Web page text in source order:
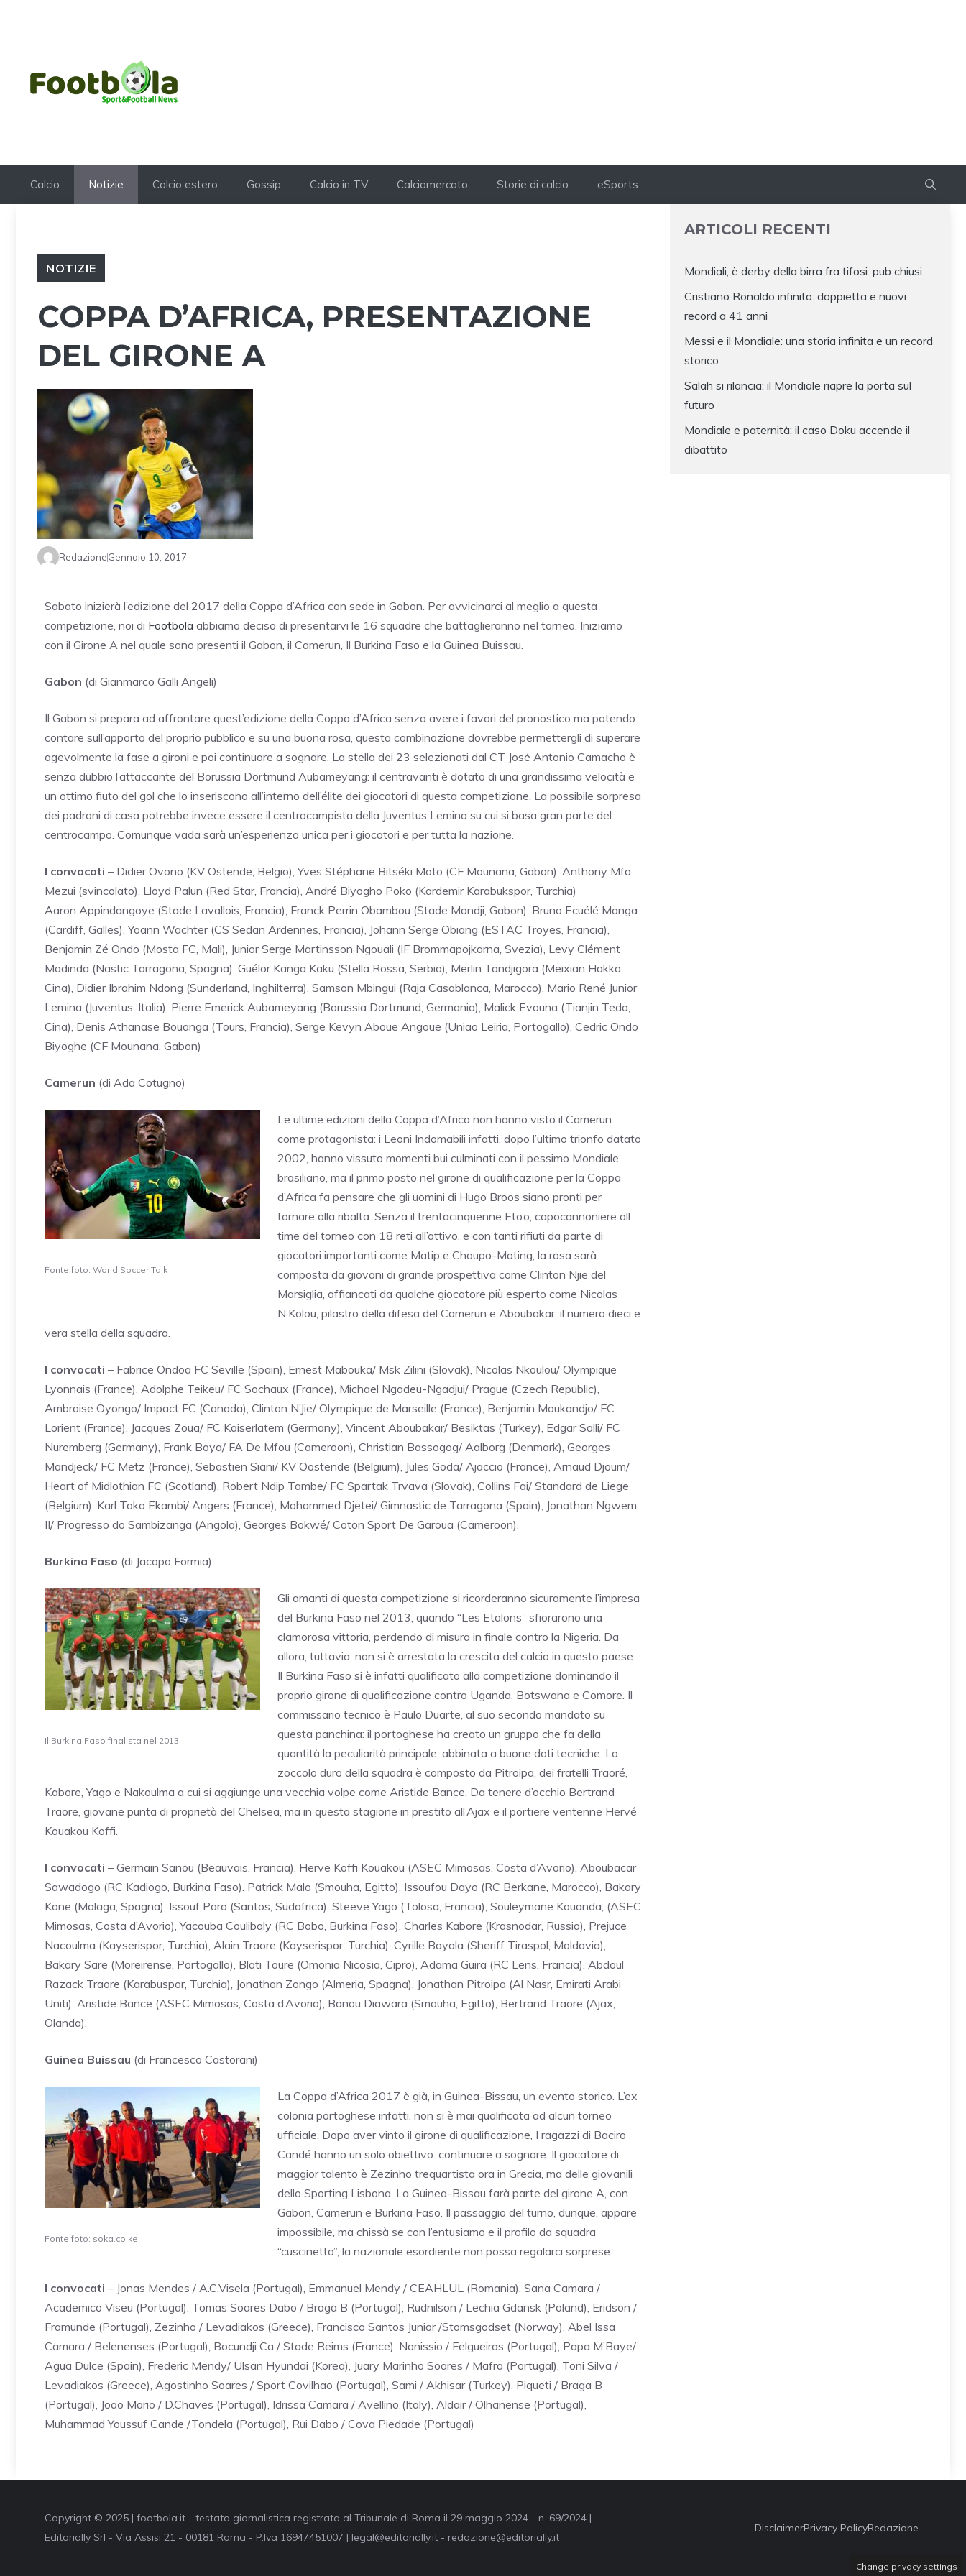
Calcio Notizie Calcio estero Gossip Calcio in TV Calciomercato Storie di calcio eSports
NOTIZIE
COPPA D’AFRICA, PRESENTAZIONE
DEL GIRONE A
RedazioneGennaio 10, 2017
Sabato inizierà l’edizione del 2017 della Coppa d’Africa con sede in Gabon. Per avvicinarci al meglio a questa
competizione, noi di Footbola abbiamo deciso di presentarvi le 16 squadre che battaglieranno nel torneo. Iniziamo
con il Girone A nel quale sono presenti il Gabon, il Camerun, Il Burkina Faso e la Guinea Buissau.
Gabon (di Gianmarco Galli Angeli)
Il Gabon si prepara ad affrontare quest’edizione della Coppa d’Africa senza avere i favori del pronostico ma potendo
contare sull’apporto del proprio pubblico e su una buona rosa, questa combinazione dovrebbe permettergli di superare
agevolmente la fase a gironi e poi continuare a sognare. La stella dei 23 selezionati dal CT José Antonio Camacho è
senza dubbio l’attaccante del Borussia Dortmund Aubameyang: il centravanti è dotato di una grandissima velocità e
un ottimo fiuto del gol che lo inseriscono all’interno dell’élite dei giocatori di questa competizione. La possibile sorpresa
dei padroni di casa potrebbe invece essere il centrocampista della Juventus Lemina su cui si basa gran parte del
centrocampo. Comunque vada sarà un’esperienza unica per i giocatori e per tutta la nazione.
I convocati – Didier Ovono (KV Ostende, Belgio), Yves Stéphane Bitséki Moto (CF Mounana, Gabon), Anthony Mfa
Mezui (svincolato), Lloyd Palun (Red Star, Francia), André Biyogho Poko (Kardemir Karabukspor, Turchia)
Aaron Appindangoye (Stade Lavallois, Francia), Franck Perrin Obambou (Stade Mandji, Gabon), Bruno Ecuélé Manga
(Cardiff, Galles), Yoann Wachter (CS Sedan Ardennes, Francia), Johann Serge Obiang (ESTAC Troyes, Francia),
Benjamin Zé Ondo (Mosta FC, Mali), Junior Serge Martinsson Ngouali (IF Brommapojkarna, Svezia), Levy Clément
Madinda (Nastic Tarragona, Spagna), Guélor Kanga Kaku (Stella Rossa, Serbia), Merlin Tandjigora (Meixian Hakka,
Cina), Didier Ibrahim Ndong (Sunderland, Inghilterra), Samson Mbingui (Raja Casablanca, Marocco), Mario René Junior
Lemina (Juventus, Italia), Pierre Emerick Aubameyang (Borussia Dortmund, Germania), Malick Evouna (Tianjin Teda,
Cina), Denis Athanase Bouanga (Tours, Francia), Serge Kevyn Aboue Angoue (Uniao Leiria, Portogallo), Cedric Ondo
Biyoghe (CF Mounana, Gabon)
Camerun (di Ada Cotugno)
Fonte foto: World Soccer Talk
Le ultime edizioni della Coppa d’Africa non hanno visto il Camerun
come protagonista: i Leoni Indomabili infatti, dopo l’ultimo trionfo datato
2002, hanno vissuto momenti bui culminati con il pessimo Mondiale
brasiliano, ma il primo posto nel girone di qualificazione per la Coppa
d’Africa fa pensare che gli uomini di Hugo Broos siano pronti per
tornare alla ribalta. Senza il trentacinquenne Eto’o, capocannoniere all
time del torneo con 18 reti all’attivo, e con tanti rifiuti da parte di
giocatori importanti come Matip e Choupo-Moting, la rosa sarà
composta da giovani di grande prospettiva come Clinton Njie del
Marsiglia, affiancati da qualche giocatore più esperto come Nicolas
N’Kolou, pilastro della difesa del Camerun e Aboubakar, il numero dieci e
vera stella della squadra.
I convocati – Fabrice Ondoa FC Seville (Spain), Ernest Mabouka/ Msk Zilini (Slovak), Nicolas Nkoulou/ Olympique
Lyonnais (France), Adolphe Teikeu/ FC Sochaux (France), Michael Ngadeu-Ngadjui/ Prague (Czech Republic),
Ambroise Oyongo/ Impact FC (Canada), Clinton N’Jie/ Olympique de Marseille (France), Benjamin Moukandjo/ FC
Lorient (France), Jacques Zoua/ FC Kaiserlatem (Germany), Vincent Aboubakar/ Besiktas (Turkey), Edgar Salli/ FC
Nuremberg (Germany), Frank Boya/ FA De Mfou (Cameroon), Christian Bassogog/ Aalborg (Denmark), Georges
Mandjeck/ FC Metz (France), Sebastien Siani/ KV Oostende (Belgium), Jules Goda/ Ajaccio (France), Arnaud Djoum/
Heart of Midlothian FC (Scotland), Robert Ndip Tambe/ FC Spartak Trvava (Slovak), Collins Fai/ Standard de Liege
(Belgium), Karl Toko Ekambi/ Angers (France), Mohammed Djetei/ Gimnastic de Tarragona (Spain), Jonathan Ngwem
II/ Progresso do Sambizanga (Angola), Georges Bokwé/ Coton Sport De Garoua (Cameroon).
Burkina Faso (di Jacopo Formia)
Il Burkina Faso finalista nel 2013
Gli amanti di questa competizione si ricorderanno sicuramente l’impresa
del Burkina Faso nel 2013, quando “Les Etalons” sfiorarono una
clamorosa vittoria, perdendo di misura in finale contro la Nigeria. Da
allora, tuttavia, non si è arrestata la crescita del calcio in questo paese.
Il Burkina Faso si è infatti qualificato alla competizione dominando il
proprio girone di qualificazione contro Uganda, Botswana e Comore. Il
commissario tecnico è Paulo Duarte, al suo secondo mandato su
questa panchina: il portoghese ha creato un gruppo che fa della
quantità la peculiarità principale, abbinata a buone doti tecniche. Lo
zoccolo duro della squadra è composto da Pitroipa, dei fratelli Traoré,
Kabore, Yago e Nakoulma a cui si aggiunge una vecchia volpe come Aristide Bance. Da tenere d’occhio Bertrand
Traore, giovane punta di proprietà del Chelsea, ma in questa stagione in prestito all’Ajax e il portiere ventenne Hervé
Kouakou Koffi.
I convocati – Germain Sanou (Beauvais, Francia), Herve Koffi Kouakou (ASEC Mimosas, Costa d’Avorio), Aboubacar
Sawadogo (RC Kadiogo, Burkina Faso). Patrick Malo (Smouha, Egitto), Issoufou Dayo (RC Berkane, Marocco), Bakary
Kone (Malaga, Spagna), Issouf Paro (Santos, Sudafrica), Steeve Yago (Tolosa, Francia), Souleymane Kouanda, (ASEC
Mimosas, Costa d’Avorio), Yacouba Coulibaly (RC Bobo, Burkina Faso). Charles Kabore (Krasnodar, Russia), Prejuce
Nacoulma (Kayserispor, Turchia), Alain Traore (Kayserispor, Turchia), Cyrille Bayala (Sheriff Tiraspol, Moldavia),
Bakary Sare (Moreirense, Portogallo), Blati Toure (Omonia Nicosia, Cipro), Adama Guira (RC Lens, Francia), Abdoul
Razack Traore (Karabuspor, Turchia), Jonathan Zongo (Almeria, Spagna), Jonathan Pitroipa (Al Nasr, Emirati Arabi
Uniti), Aristide Bance (ASEC Mimosas, Costa d’Avorio), Banou Diawara (Smouha, Egitto), Bertrand Traore (Ajax,
Olanda).
Guinea Buissau (di Francesco Castorani)
Fonte foto: soka.co.ke
La Coppa d’Africa 2017 è già, in Guinea-Bissau, un evento storico. L’ex
colonia portoghese infatti, non si è mai qualificata ad alcun torneo
ufficiale. Dopo aver vinto il girone di qualificazione, I ragazzi di Baciro
Candé hanno un solo obiettivo: continuare a sognare. Il giocatore di
maggior talento è Zezinho trequartista ora in Grecia, ma delle giovanili
dello Sporting Lisbona. La Guinea-Bissau farà parte del girone A, con
Gabon, Camerun e Burkina Faso. Il passaggio del turno, dunque, appare
impossibile, ma chissà se con l’entusiamo e il profilo da squadra
“cuscinetto”, la nazionale esordiente non possa regalarci sorprese.
I convocati – Jonas Mendes / A.C.Visela (Portugal), Emmanuel Mendy / CEAHLUL (Romania), Sana Camara /
Academico Viseu (Portugal), Tomas Soares Dabo / Braga B (Portugal), Rudnilson / Lechia Gdansk (Poland), Eridson /
Framunde (Portugal), Zezinho / Levadiakos (Greece), Francisco Santos Junior /Stomsgodset (Norway), Abel Issa
Camara / Belenenses (Portugal), Bocundji Ca / Stade Reims (France), Nanissio / Felgueiras (Portugal), Papa M’Baye/
Agua Dulce (Spain), Frederic Mendy/ Ulsan Hyundai (Korea), Juary Marinho Soares / Mafra (Portugal), Toni Silva /
Levadiakos (Greece), Agostinho Soares / Sport Covilhao (Portugal), Sami / Akhisar (Turkey), Piqueti / Braga B
(Portugal), Joao Mario / D.Chaves (Portugal), Idrissa Camara / Avellino (Italy), Aldair / Olhanense (Portugal),
Muhammad Youssuf Cande /Tondela (Portugal), Rui Dabo / Cova Piedade (Portugal)
ARTICOLI RECENTI
Mondiali, è derby della birra fra tifosi: pub chiusi
Cristiano Ronaldo infinito: doppietta e nuovi
record a 41 anni
Messi e il Mondiale: una storia infinita e un record
storico
Salah si rilancia: il Mondiale riapre la porta sul
futuro
Mondiale e paternità: il caso Doku accende il
dibattito
Copyright © 2025 | footbola.it - testata giornalistica registrata al Tribunale di Roma il 29 maggio 2024 - n. 69/2024 |
Editorially Srl - Via Assisi 21 - 00181 Roma - P.Iva 16947451007 | legal@editorially.it - redazione@editorially.it
DisclaimerPrivacy PolicyRedazione
Change privacy settings